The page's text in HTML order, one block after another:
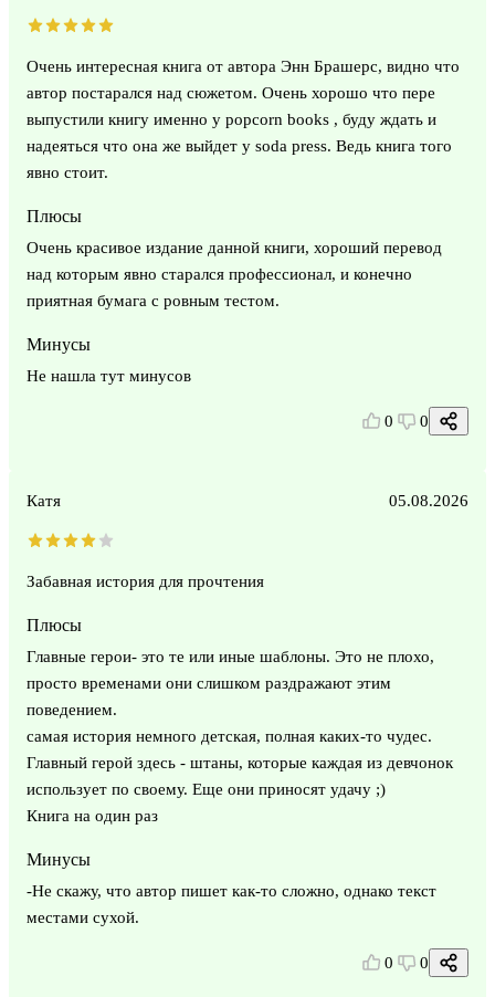
Очень интересная книга от автора Энн Брашерс, видно что
автор постарался над сюжетом. Очень хорошо что пере
выпустили книгу именно у popcorn books , буду ждать и
надеяться что она же выйдет у soda press. Ведь книга того
явно стоит.
Плюсы
Очень красивое издание данной книги, хороший перевод
над которым явно старался профессионал, и конечно
приятная бумага с ровным тестом.
Минусы
Не нашла тут минусов
0 0
Катя 05.08.2026
Забавная история для прочтения
Плюсы
Главные герои- это те или иные шаблоны. Это не плохо,
просто временами они слишком раздражают этим
поведением.
самая история немного детская, полная каких-то чудес.
Главный герой здесь - штаны, которые каждая из девчонок
использует по своему. Еще они приносят удачу ;)
Книга на один раз
Минусы
-Не скажу, что автор пишет как-то сложно, однако текст
местами сухой.
0 0